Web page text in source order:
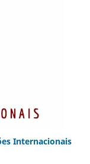
Internacionais